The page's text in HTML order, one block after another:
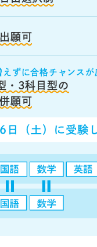
願可
えずに合格チャンスが
・3科目型の
願可